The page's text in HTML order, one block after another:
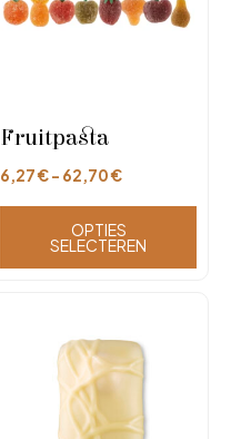
Fruitpasta
6,27€- 62,70€
OPTIES
SELECTEREN